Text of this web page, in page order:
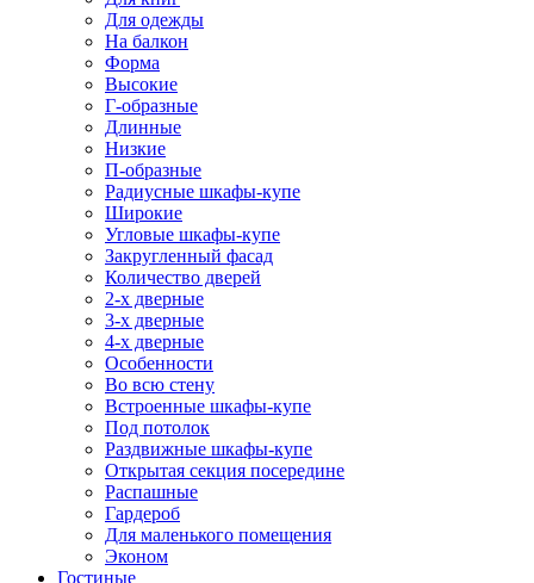
Для одежды
На балкон
Форма
Высокие
Г-образные
Длинные
Низкие
П-образные
Радиусные шкафы-купе
Широкие
Угловые шкафы-купе
Закругленный фасад
Количество дверей
2-х дверные
3-х дверные
4-х дверные
Особенности
Во всю стену
Встроенные шкафы-купе
Под потолок
Раздвижные шкафы-купе
Открытая секция посередине
Распашные
Гардероб
Для маленького помещения
Эконом
Гостиные